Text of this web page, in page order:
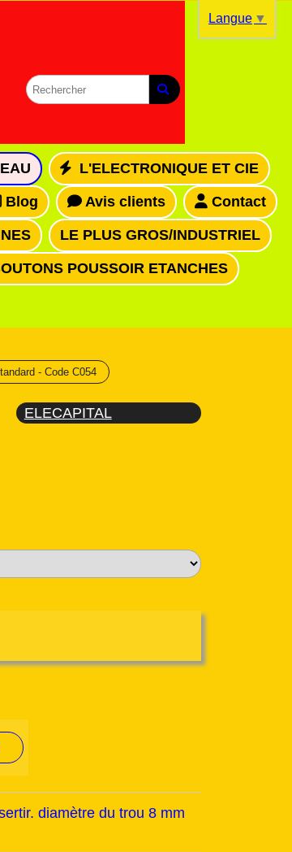
L'ELECTRONIQUE ET CIE
Blog Avis clients Contact
LE PLUS GROS/INDUSTRIEL
POUSSOIR ETANCHES
- Code C054
ELECAPITAL
diamètre du trou 8 mm
Langue ▼